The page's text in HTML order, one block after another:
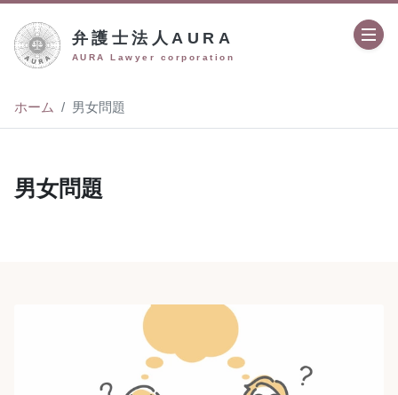
弁護士法人AURA
AURA Lawyer corporation
ホーム 男女問題
男女問題